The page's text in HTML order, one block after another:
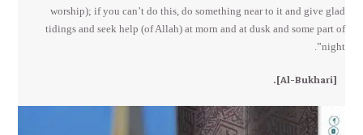
worship); if you can’t do this, do something near to it and give glad
tidings and seek help (of Allah) at morn and at dusk and some part of
night”.
[Al-Bukhari]
.